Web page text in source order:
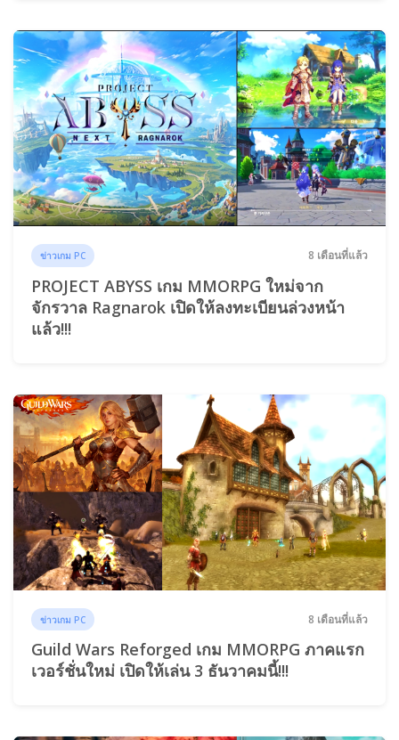
ข่าวเกม PC 8 เดือนที่แล้ว
PROJECT ABYSS เกม MMORPG ใหม่จาก
จักรวาล Ragnarok เปิดให้ลงทะเบียนล่วงหน้า
แล้ว!!!
ข่าวเกม PC 8 เดือนที่แล้ว
Guild Wars Reforged เกม MMORPG ภาคแรก
เวอร์ชั่นใหม่ เปิดให้เล่น 3 ธันวาคมนี้!!!